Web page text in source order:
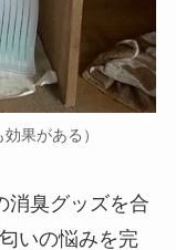
果がある）
消臭グッズを合
いの悩みを完